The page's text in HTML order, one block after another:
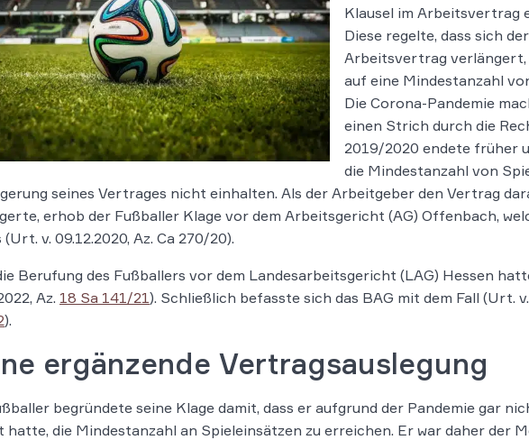
Klausel im Arbeitsvertrag
Diese regelte, dass sich
Arbeitsvertrag verlängert,
auf eine Mindestanzahl
Die Corona-Pandemie
einen Strich durch die
2019/2020 endete früher
die Mindestanzahl von
seines Vertrages nicht einhalten. Als der Arbeitgeber den Vertrag
erhob der Fußballer Klage vor dem Arbeitsgericht (AG) Offenbach,
(Urt. v. 09.12.2020, Az. Ca 270/20).
Berufung des Fußballers vor dem Landesarbeitsgericht (LAG) Hessen
Az. 18 Sa 141/21). Schließlich befasste sich das BAG mit dem Fall (Urt.
).
ergänzende Vertragsauslegung
begründete seine Klage damit, dass er aufgrund der Pandemie gar
hatte, die Mindestanzahl an Spieleinsätzen zu erreichen. Er war daher der